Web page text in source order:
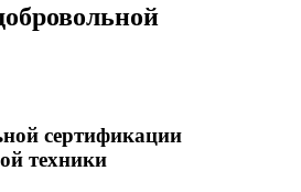
сертификации
техники